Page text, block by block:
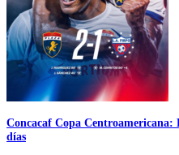
Concacaf Copa Centroamericana:
días